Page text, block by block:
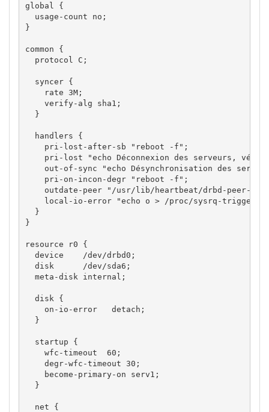
global {
  usage-count no;
}
common {
  protocol C;
  syncer {
    rate 3M;
    verify-alg sha1;
  }
  handlers {
    pri-lost-after-sb "reboot -f";
pri-lost "echo Déconnexion des serveurs,
out-of-sync "echo Désynchronisation des
    pri-on-incon-degr "reboot -f";
outdate-peer "/usr/lib/heartbeat/drbd-peer-
local-io-error "echo o > /proc/sysrq-trigger ;
  }
}
resource r0 {
  device    /dev/drbd0;
  disk      /dev/sda6;
  meta-disk internal;
  disk {
    on-io-error   detach;
  }
  startup {
    wfc-timeout  60;
    degr-wfc-timeout 30;
    become-primary-on serv1;
  }
  net {